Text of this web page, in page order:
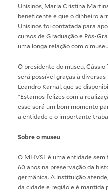
Unisinos, Maria Cristina
beneficente e que o dinheiro
Unisinos foi contatada para
cursos de Graduação e Pós-
uma longa relação com o
O presidente do museu,
será possível graças à
Leandro Karnal, que se
“Estamos felizes com a
esse será um bom momento
a entidade e o importante
Sobre o museu
O MHVSL é uma entidade
60 anos na preservação da
germânica. A instituição
da cidade e região e é mantida